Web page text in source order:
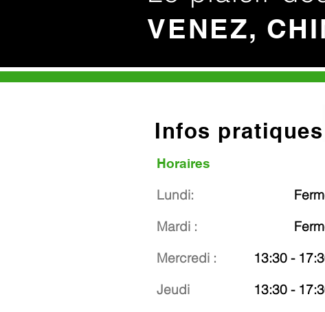
VENEZ,
Infos pratiques
Horaires
Lundi:
Mardi :
Mercredi :
Jeudi
13:30 -
13:30 -